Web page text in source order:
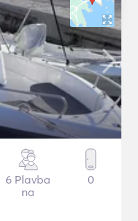
6 Plavba
na
0